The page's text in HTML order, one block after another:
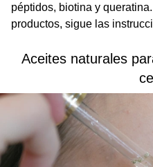
péptidos, biotina y
productos, sigue las
Aceites naturales